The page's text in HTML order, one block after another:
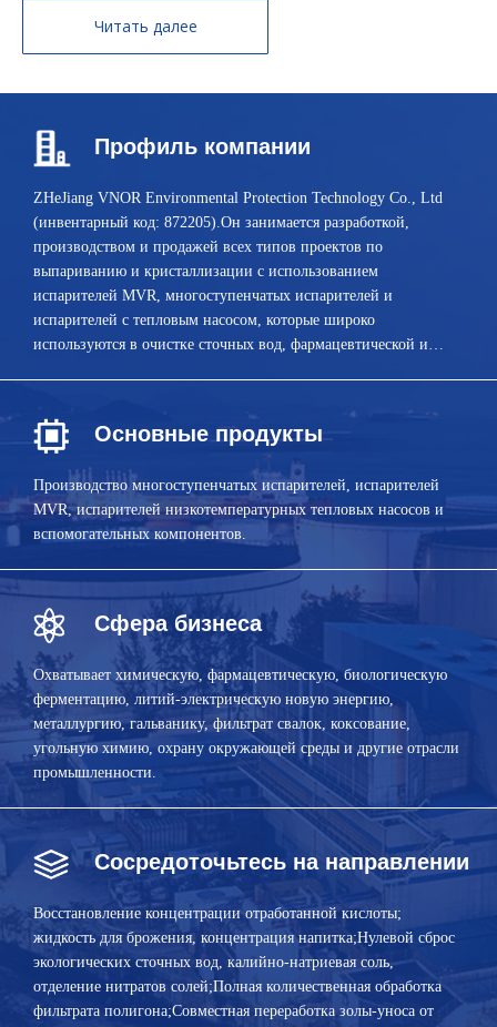
Читать далее
Профиль компании
ZHeJiang VNOR Environmental Protection Technology Co., Ltd
(инвентарный код: 872205).Он занимается разработкой,
производством и продажей всех типов проектов по
выпариванию и кристаллизации с использованием
испарителей MVR, многоступенчатых испарителей и
испарителей с тепловым насосом, которые широко
используются в очистке сточных вод, фармацевтической и
Основные продукты
Производство многоступенчатых испарителей, испарителей
MVR, испарителей низкотемпературных тепловых насосов и
вспомогательных компонентов.
Сфера бизнеса
Охватывает химическую, фармацевтическую, биологическую
ферментацию, литий-электрическую новую энергию,
металлургию, гальванику, фильтрат свалок, коксование,
угольную химию, охрану окружающей среды и другие отрасли
промышленности.
Сосредоточьтесь на направлении
Восстановление концентрации отработанной кислоты;
жидкость для брожения, концентрация напитка;Нулевой сброс
экологических сточных вод, калийно-натриевая соль,
отделение нитратов солей;Полная количественная обработка
фильтрата полигона;Совместная переработка золы-уноса от